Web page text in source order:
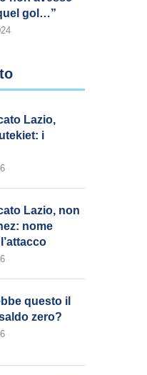
Agosto 3, 2026
gol…”
Lazio,
i
Lazio, non
nome
questo il
zero?